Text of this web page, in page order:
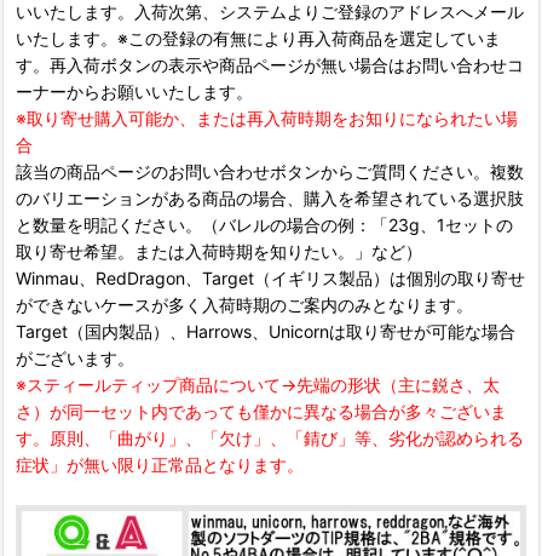
いいたします。入荷次第、システムよりご登録のアドレスへメール
いたします。※この登録の有無により再入荷商品を選定していま
す。再入荷ボタンの表示や商品ページが無い場合はお問い合わせコ
ーナーからお願いいたします。
※取り寄せ購入可能か、または再入荷時期をお知りになられたい場
合
該当の商品ページのお問い合わせボタンからご質問ください。複数
のバリエーションがある商品の場合、購入を希望されている選択肢
と数量を明記ください。（バレルの場合の例：「23g、1セットの
取り寄せ希望。または入荷時期を知りたい。」など）
Winmau、RedDragon、Target（イギリス製品）は個別の取り寄せ
ができないケースが多く入荷時期のご案内のみとなります。
Target（国内製品）、Harrows、Unicornは取り寄せが可能な場合
がございます。
※スティールティップ商品について→先端の形状（主に鋭さ、太
さ）が同一セット内であっても僅かに異なる場合が多々ございま
す。原則、「曲がり」、「欠け」、「錆び」等、劣化が認められる
症状」が無い限り正常品となります。